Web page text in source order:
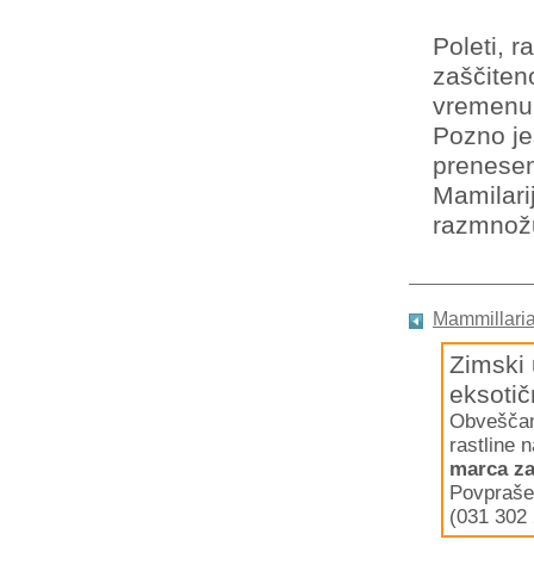
Poleti,
Pozno
Zimski
rastline
marca
(031